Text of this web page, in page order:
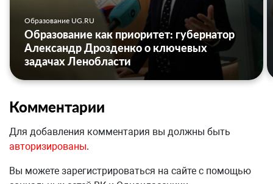
Образование UG.RU
Образование как приоритет: губернатор
Александр Дрозденко о ключевых
задачах Ленобласти
Комментарии
Для добавления комментария вы должны быть
авторизированы.
Вы можете зарегистрироваться на сайте с помощью